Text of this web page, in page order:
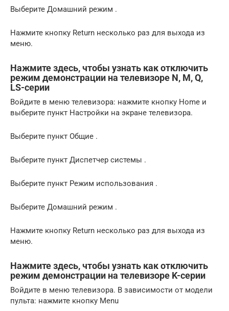
Выберите Домашний режим .
Нажмите кнопку Return несколько раз для выхода из
меню.
Нажмите здесь, чтобы узнать как отключить
режим демонстрации на телевизоре N, M, Q,
LS-серии
Войдите в меню телевизора: нажмите кнопку Home и
выберите пункт Настройки на экране телевизора.
Выберите пункт Общие .
Выберите пункт Диспетчер системы .
Выберите пункт Режим использования .
Выберите Домашний режим .
Нажмите кнопку Return несколько раз для выхода из
меню.
Нажмите здесь, чтобы узнать как отключить
режим демонстрации на телевизоре K-серии
Войдите в меню телевизора. В зависимости от модели
пульта: нажмите кнопку Menu